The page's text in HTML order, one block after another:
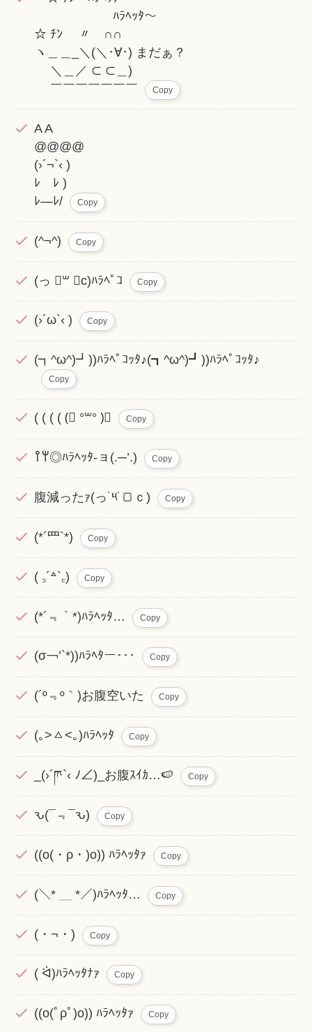
ﾊﾗﾍｯﾀ～
☆ ﾁﾝ 〃 ∩∩
ヽ＿＿_＼(＼･∀･) まだぁ？
＼＿／ ⊂ ⊂＿)
￣￣￣￣￣￣￣
Copy
A A
@@@@
(›´¬`‹ )
ﾚ ﾚ )
ﾚ—ﾚ/
Copy
(^¬^) Copy
(っ ॑꒳ ॑c)ﾊﾗﾍﾟｺ Copy
(›´ω`‹ ) Copy
(┓^ω^)┛))ﾊﾗﾍﾟｺｯﾀ♪(┓^ω^)┛))ﾊﾗﾍﾟｺｯﾀ♪
Copy
( ( ( ( (⃔ °‪꒳​° )⃕ Copy
‎𐩢𐩺◎ﾊﾗﾍｯﾀ-ョ(.─’.) Copy
腹減ったｧ(っ˙༥˙🍞ｃ) Copy
(*´罒`*) Copy
( ꜆´꒫`꜀) Copy
(*´﹃｀*)ﾊﾗﾍｯﾀ… Copy
(σ￢’`*))ﾊﾗﾍﾀー･･･ Copy
(´º﹃º｀)お腹空いた Copy
(｡>ㅿ<｡)ﾊﾗﾍｯﾀ Copy
_(›´ཫ`‹ ﾉ∠)_お腹ｽｲｶ…🍉 Copy
ԅ(¯﹃¯ԅ) Copy
((o(・ρ・)o)) ﾊﾗﾍｯﾀｧ Copy
(＼* ＿ *／)ﾊﾗﾍｯﾀ… Copy
(・¬・) Copy
( ᐛ)ﾊﾗﾍｯﾀﾅｧ Copy
((o(ﾟρﾟ)o)) ﾊﾗﾍｯﾀｧ Copy